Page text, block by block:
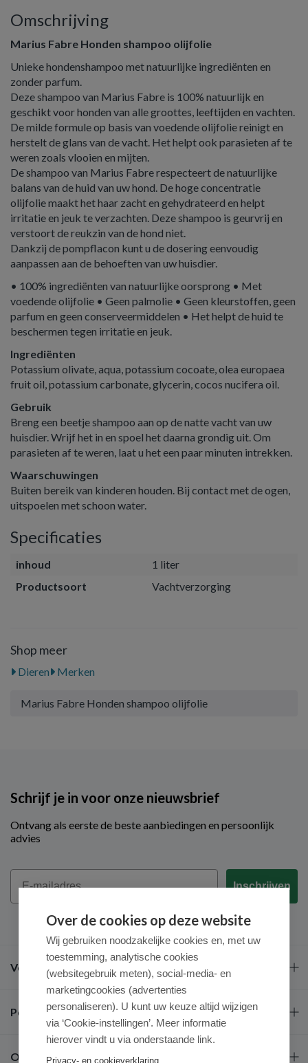
Omschrijving
Marius Fabre Honden shampoo olijfolie
Unieke hondenshampoo met natuurlijke ingrediënten en
zonder parfum.
Deze shampoo van Marius Fabre is 100% natuurlijk en
geschikt voor honden van alle groottes, leeftijden en vachten.
De milde formule op basis van voedende olijfolie reinigt en
herstelt de glans van de vacht. Het helpt ook parasieten af te
weren zoals vlooien en mijten.
De shampoo van Marius Fabre respecteert de natuurlijke
balans van de huid van uw hond. De hoge concentratie
olijfolie maakt het haar zacht en gehydrateerd en helpt
irritatie en jeuk te verzachten. Deze shampoo is geurvrij en
verstoort de reukzin van de hond niet.
Dankzij de pompflacon kunt u de dosering eenvoudig
aanpassen aan de behoeften van uw huisdier.
• 100% ingrediënten van natuurlijke oorsprong • Met
voedende olijfolie • Geen palmolie • Geen kleurstoffen, geen
parfum en geen conserveermiddelen • Het helpt de huid te
beschermen tegen irritatie en jeuk.
Ingrediënten
Potassium olivate, aqua, potassium cocoate, olea europaea
fruit oil, potassium carbonate, glycerin, cocos nucifera oil.
Gebruik
Breng een beetje shampoo aan op de natte vacht van uw
huisdier. Wrijf het in en spoel het daarna grondig uit. Om
parasieten af te weren, laat u het een paar minuten intrekken.
Waarschuwingen
Buiten bereik van kinderen houden. Bij contact met de ogen,
uitspoelen met schoon water.
Specificaties
inhoud
1 liter
Productsoort
Vachtverzorging
Shop meer
Dieren Merken
Marius Fabre Honden shampoo olijfolie
Schrijf je in voor onze nieuwsbrief
Ontvang als eerste de beste aanbiedingen en persoonlijk
advies
Email
Inschrijven
Veel gestelde vragen
Populaire merken
Over ons
Over de cookies op deze website
Wij gebruiken noodzakelijke cookies en, met uw
toestemming, analytische cookies
(websitegebruik meten), social-media- en
marketingcookies (advertenties
personaliseren). U kunt uw keuze altijd wijzigen
via ‘Cookie-instellingen’. Meer informatie
hierover vindt u via onderstaande link.
Privacy- en cookieverklaring